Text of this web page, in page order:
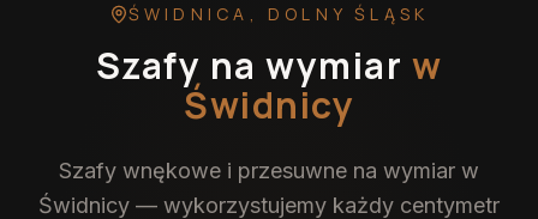
ŚWIDNICA , DOLNY ŚLĄSK
Szafy na wymiar w
Świdnicy
Szafy wnękowe i przesuwne na wymiar w
Świdnicy — wykorzystujemy każdy centymetr